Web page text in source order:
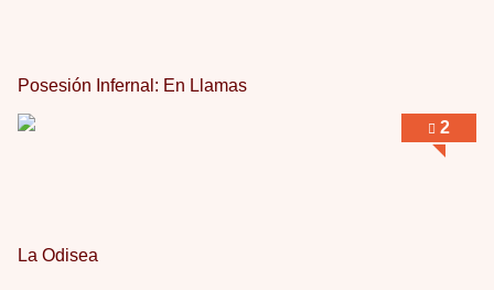
Posesión Infernal: En Llamas
2
La Odisea